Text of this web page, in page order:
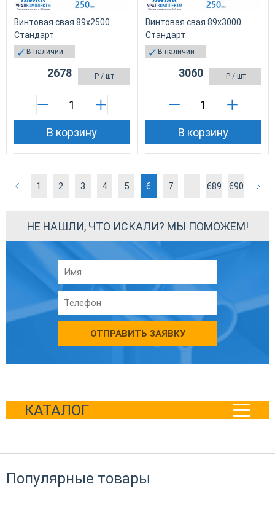
КАТАЛОГ
Винтовая свая 89х2500
Стандарт
В наличии
₽/ шт
2678
В корзину
Винтовая свая 89х3000
Стандарт
В наличии
₽/ шт
3060
В корзину
1 2 3 4 5 6 7 ... 689 690
НЕ НАШЛИ, ЧТО ИСКАЛИ? МЫ ПОМОЖЕМ!
ОТПРАВИТЬ ЗАЯВКУ
Популярные товары